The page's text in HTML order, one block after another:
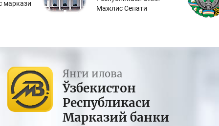
маркази
Мажлис Сенати
Янги илова
Ўзбекистон
Республикаси
Марказий банки